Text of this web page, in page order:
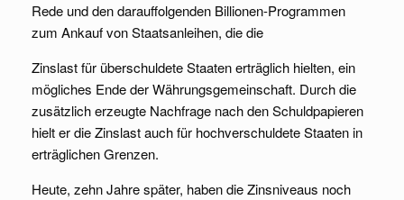
Rede und den darauffolgenden Billionen-Programmen
zum Ankauf von Staatsanleihen, die die
Zinslast für überschuldete Staaten erträglich hielten, ein
mögliches Ende der Währungsgemeinschaft. Durch die
zusätzlich erzeugte Nachfrage nach den Schuldpapieren
hielt er die Zinslast auch für hochverschuldete Staaten in
erträglichen Grenzen.
Heute, zehn Jahre später, haben die Zinsniveaus noch